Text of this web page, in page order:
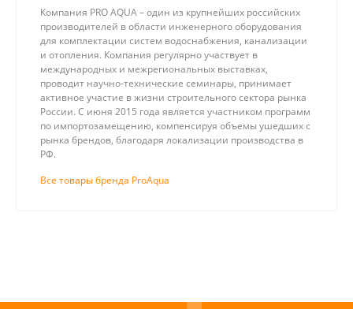
Компания PRO AQUA – один из крупнейших российских
производителей в области инженерного оборудования
для комплектации систем водоснабжения, канализации
и отопления. Компания регулярно участвует в
международных и межрегиональных выставках,
проводит научно-технические семинары, принимает
активное участие в жизни строительного сектора рынка
России. С июня 2015 года является участником программ
по импортозамещению, компенсируя объемы ушедших с
рынка брендов, благодаря локализации производства в
РФ.
Все товары бренда ProAqua